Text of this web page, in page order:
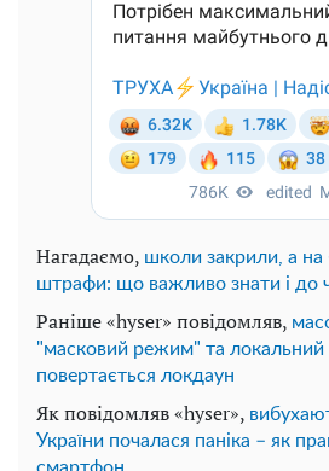
Нагадаємо, школи закрили, а на
штрафи: що важливо знати і до
Раніше «hyser» повідомляв,
"масковий режим" та локальний
повертається локдаун
Як повідомляв «hyser»,
України почалася паніка – як
смартфон